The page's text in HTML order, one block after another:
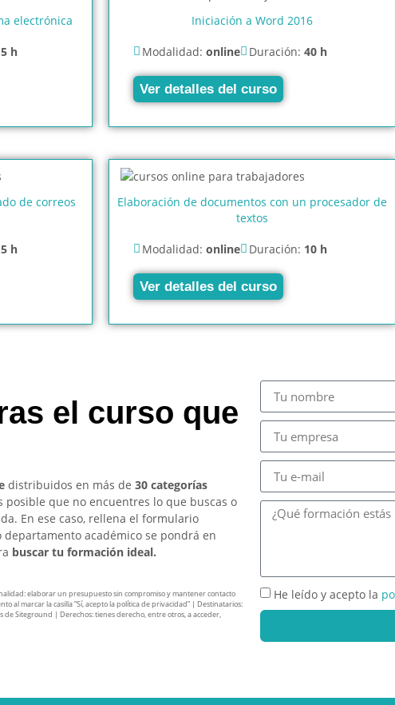
electrónica
5 h
Iniciación a Word 2016
Modalidad: online Duración: 40 h
Ver detalles del curso
de correos
5 h
Elaboración de documentos con un procesador de
textos
Modalidad: online Duración: 10 h
Ver detalles del curso
el curso que
distribuidos en más de 30 categorías
posible que no encuentres lo que buscas o
En ese caso, rellena el formulario
académico se pondrá en
buscar tu formación ideal.
elaborar un presupuesto sin compromiso y mantener contacto
al marcar la casilla “Sí, acepto la política de privacidad” | Destinatarios:
de Siteground | Derechos: tienes derecho, entre otros, a acceder,
He leído y acepto la